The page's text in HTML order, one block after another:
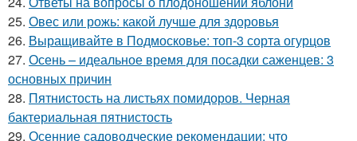
25. Овес или рожь: какой лучше для здоровья
26. Выращивайте в Подмосковье: топ-3 сорта огурцов
27. Осень – идеальное время для посадки саженцев: 3
основных причин
28. Пятнистость на листьях помидоров. Черная
бактериальная пятнистость
29. Осенние садоводческие рекомендации: что